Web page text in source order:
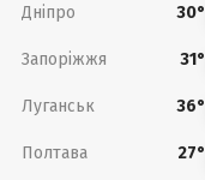
Дніпро 30°
Запоріжжя 31°
Луганськ 36°
Полтава 27°